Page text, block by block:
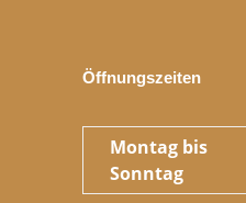
Öffnungszeiten
Montag bis
Sonntag